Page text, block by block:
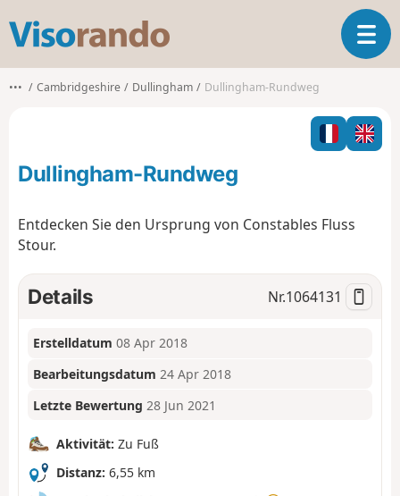
s
o
o
T
o
l
e
n
i
o
••• Cambridgeshire Dullingham Dullingham-Rundweg
Dullingham-Rundweg
Entdecken Sie den Ursprung von Constables Fluss
Stour.
Details Nr.1064131
Erstelldatum 08 Apr 2018
Bearbeitungsdatum 24 Apr 2018
Letzte Bewertung 28 Jun 2021
Aktivität: Zu Fuß
Distanz: 6,55 km